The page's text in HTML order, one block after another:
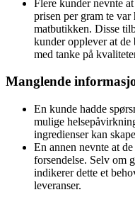
Flere kunder nevnte
prisen per gram te
matbutikken. Disse
kunder opplever at de
med tanke på
Manglende
En kunde hadde
mulige
ingredienser kan
En annen nevnte at
forsendelse. Selv om
indikerer dette et
leveranser.